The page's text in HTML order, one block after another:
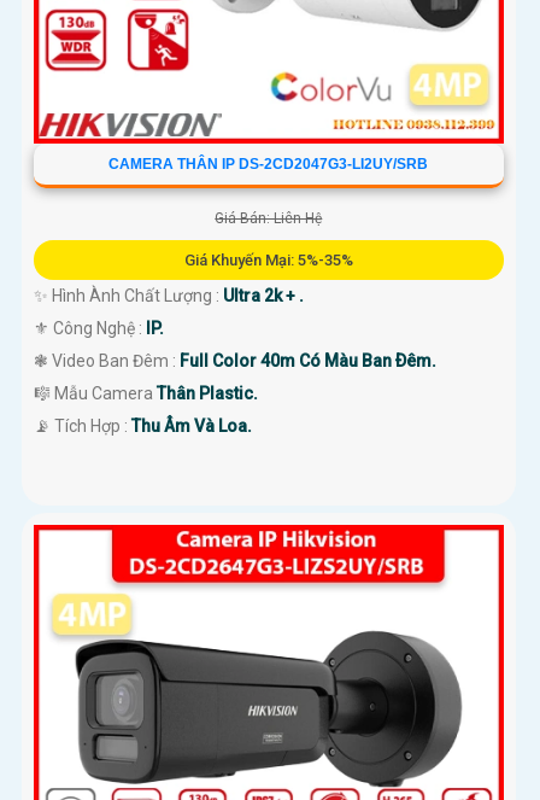
CAMERA THÂN IP DS-2CD2047G3-LI2UY/SRB
Giá Bán: Liên Hệ
Giá Khuyến Mại: 5%-35%
✨ Hình Ành Chất Lượng : Ultra 2k + .
⚜️ Công Nghệ :
IP.
❃ Video Ban Đêm : Full Color 40m Có Màu Ban Ðêm.
🎼️ Mẫu CameraThân Plastic.
️📡 Tích Hợp :Thu Âm Và Loa.